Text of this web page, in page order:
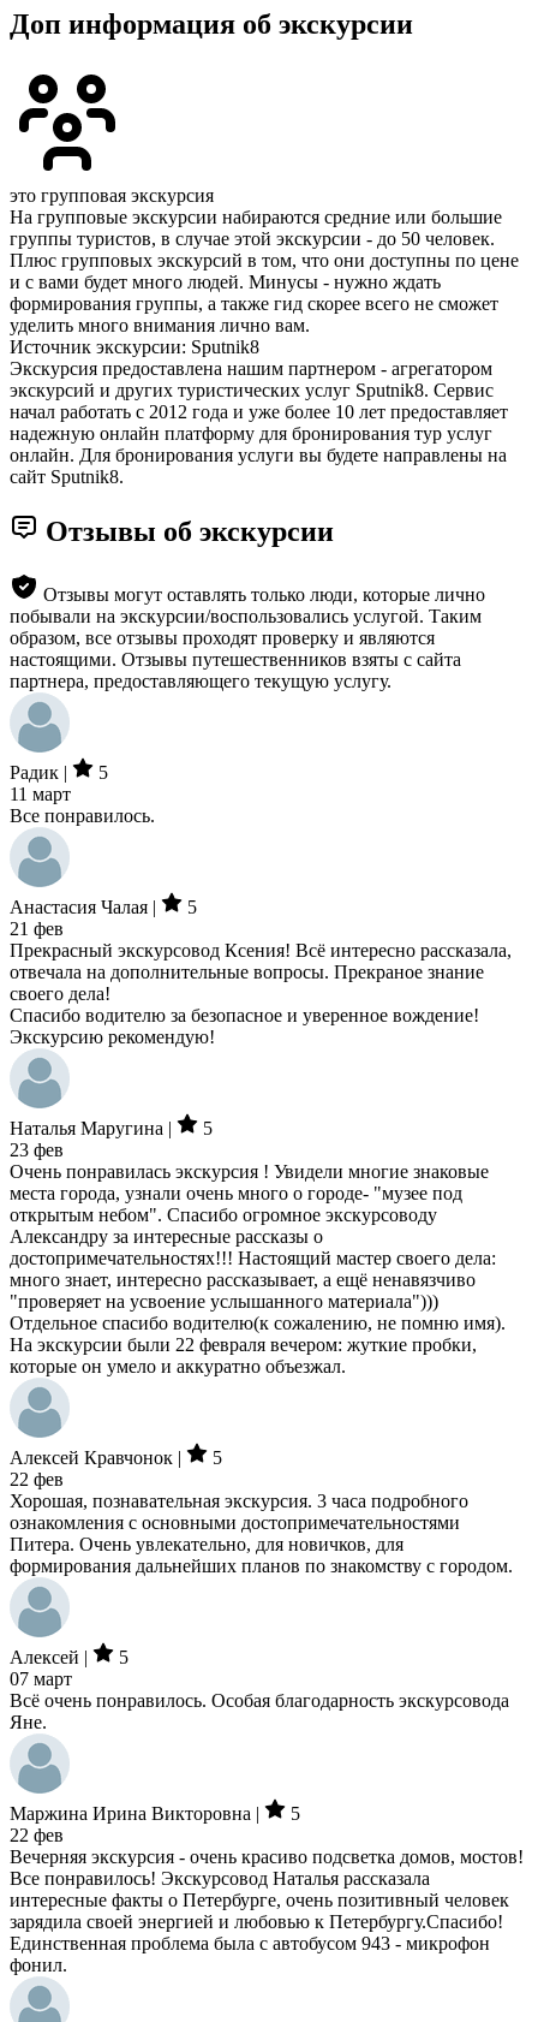
Доп информация об экскурсии
это групповая экскурсия
На групповые экскурсии набираются средние или большие
группы туристов, в случае этой экскурсии - до 50 человек.
Плюс групповых экскурсий в том, что они доступны по цене
и с вами будет много людей. Минусы - нужно ждать
формирования группы, а также гид скорее всего не сможет
уделить много внимания лично вам.
Источник экскурсии: Sputnik8
Экскурсия предоставлена нашим партнером - агрегатором
экскурсий и других туристических услуг Sputnik8. Сервис
начал работать с 2012 года и уже более 10 лет предоставляет
надежную онлайн платформу для бронирования тур услуг
онлайн. Для бронирования услуги вы будете направлены на
сайт Sputnik8.
Отзывы об экскурсии
Отзывы могут оставлять только люди, которые лично
побывали на экскурсии/воспользовались услугой. Таким
образом, все отзывы проходят проверку и являются
настоящими. Отзывы путешественников взяты с сайта
партнера, предоставляющего текущую услугу.
Радик |
5
11 март
Все понравилось.
Анастасия Чалая |
5
21 фев
Прекрасный экскурсовод Ксения! Всё интересно рассказала,
отвечала на дополнительные вопросы. Прекраное знание
своего дела!
Спасибо водителю за безопасное и уверенное вождение!
Экскурсию рекомендую!
Наталья Маругина |
5
23 фев
Очень понравилась экскурсия ! Увидели многие знаковые
места города, узнали очень много о городе- "музее под
открытым небом". Спасибо огромное экскурсоводу
Александру за интересные рассказы о
достопримечательностях!!! Настоящий мастер своего дела:
много знает, интересно рассказывает, а ещё ненавязчиво
"проверяет на усвоение услышанного материала")))
Отдельное спасибо водителю(к сожалению, не помню имя).
На экскурсии были 22 февраля вечером: жуткие пробки,
которые он умело и аккуратно объезжал.
Алексей Кравчонок |
5
22 фев
Хорошая, познавательная экскурсия. 3 часа подробного
ознакомления с основными достопримечательностями
Питера. Очень увлекательно, для новичков, для
формирования дальнейших планов по знакомству с городом.
Алексей |
5
07 март
Всё очень понравилось. Особая благодарность экскурсовода
Яне.
Маржина Ирина Викторовна |
5
22 фев
Вечерняя экскурсия - очень красиво подсветка домов, мостов!
Все понравилось! Экскурсовод Наталья рассказала
интересные факты о Петербурге, очень позитивный человек
зарядила своей энергией и любовью к Петербургу.Спасибо!
Единственная проблема была с автобусом 943 - микрофон
фонил.